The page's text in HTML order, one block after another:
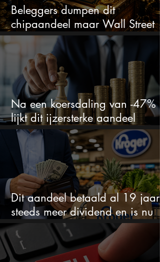
Beleggers dumpen dit
chipaandeel maar Wall Street
ziet een zeldzame koopkans
Na een koersdaling van -47%
lijkt dit ijzersterke aandeel
aantrekkelijker dan ooit
Dit aandeel betaald al 19 jaar
steeds meer dividend en is nu
goedkoop